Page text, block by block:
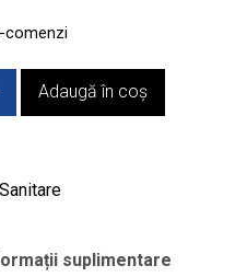
comenzi
Adaugă în coș
Sanitare
suplimentare